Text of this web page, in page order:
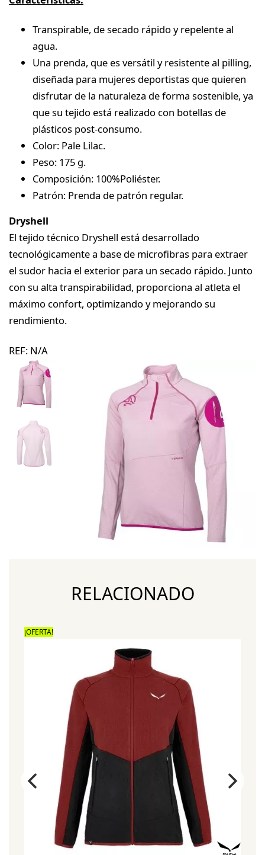
Transpirable, de secado rápido y repelente al
agua.
Una prenda, que es versátil y resistente al pilling,
diseñada para mujeres deportistas que quieren
disfrutar de la naturaleza de forma sostenible, ya
que su tejido está realizado con botellas de
plásticos post-consumo.
Color: Pale Lilac.
Peso: 175 g.
Composición: 100%Poliéster.
Patrón: Prenda de patrón regular.
Dryshell
El tejido técnico Dryshell está desarrollado
tecnológicamente a base de microfibras para extraer
el sudor hacia el exterior para un secado rápido. Junto
con su alta transpirabilidad, proporciona al atleta el
máximo confort, optimizando y mejorando su
rendimiento.
REF: N/A
RELACIONADO
¡OFERTA!